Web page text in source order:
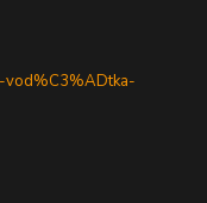
vod%C3%ADtka-